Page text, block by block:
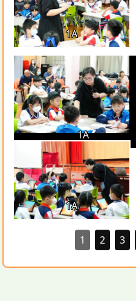
1A
1A
1A
1 2 3